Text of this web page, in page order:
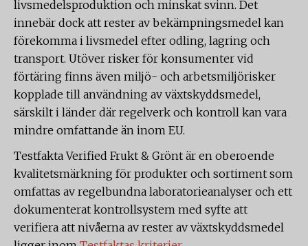
livsmedelsproduktion och minskat svinn. Det
innebär dock att rester av bekämpningsmedel kan
förekomma i livsmedel efter odling, lagring och
transport. Utöver risker för konsumenter vid
förtäring finns även miljö- och arbetsmiljörisker
kopplade till användning av växtskyddsmedel,
särskilt i länder där regelverk och kontroll kan vara
mindre omfattande än inom EU.
Testfakta Verified Frukt & Grönt är en oberoende
kvalitetsmärkning för produkter och sortiment som
omfattas av regelbundna laboratorieanalyser och ett
dokumenterat kontrollsystem med syfte att
verifiera att nivåerna av rester av växtskyddsmedel